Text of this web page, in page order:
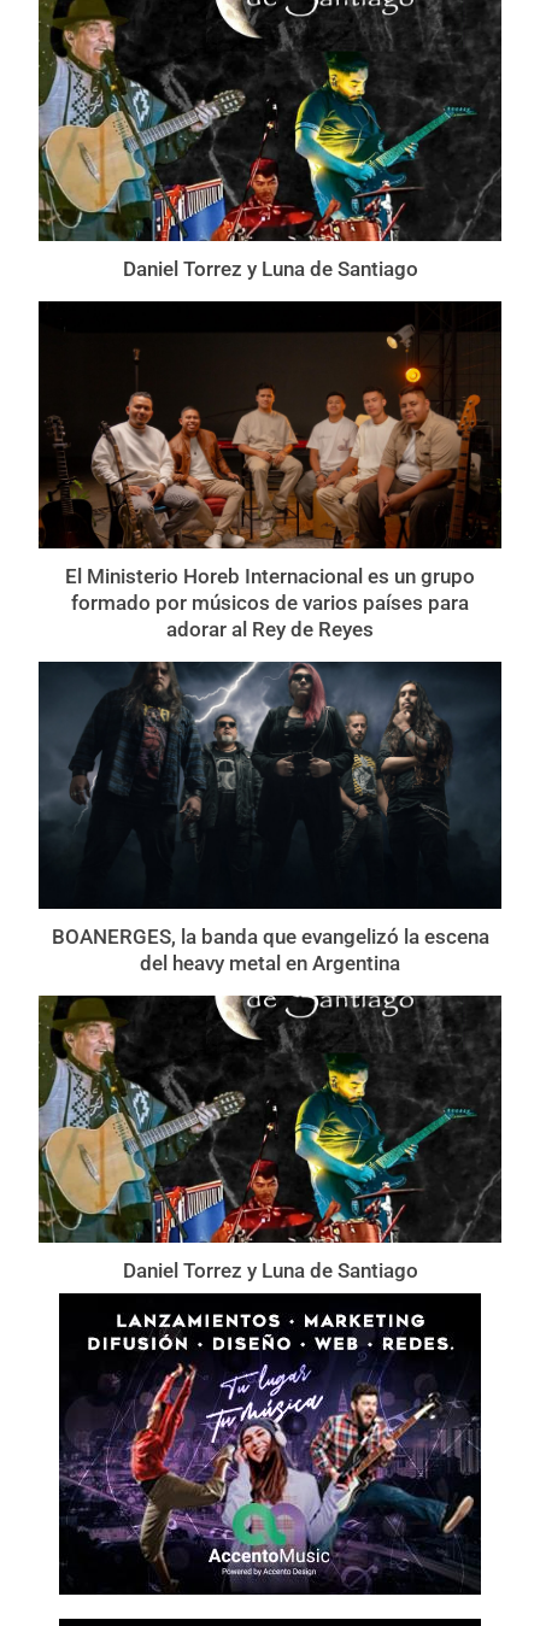
Daniel Torrez y Luna de Santiago
El Ministerio Horeb Internacional es un grupo
formado por músicos de varios países para
adorar al Rey de Reyes
BOANERGES, la banda que evangelizó la escena
del heavy metal en Argentina
Daniel Torrez y Luna de Santiago